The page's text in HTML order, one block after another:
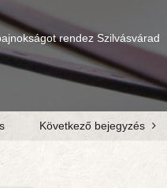
rendez Szilvásvárad
Következő bejegyzés